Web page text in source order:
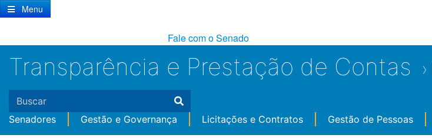
Ir
para
Menu
Fale com o Senado
Transparência e Prestação de Contas
Senadores Gestão e Governança Licitações e Contratos Gestão de Pessoas